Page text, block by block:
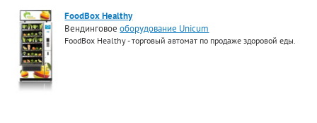
FoodBox Healthy
Вендинговоеоборудование Unicum
FoodBox Healthy - торговый автомат по продаже здоровой еды.